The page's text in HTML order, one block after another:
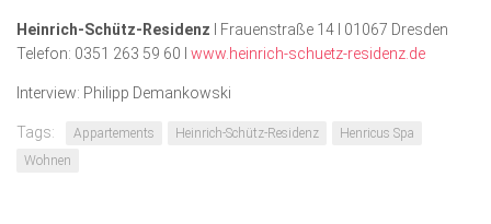
Heinrich-Schütz-Residenz I Frauenstraße 14 I 01067 Dresden
Telefon: 0351 263 59 60 I www.heinrich-schuetz-residenz.de
Interview: Philipp Demankowski
Tags: Appartements Heinrich-Schütz-Residenz
Henricus Spa
Wohnen